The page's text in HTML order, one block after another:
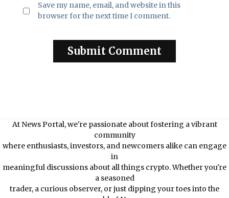
Save my name, email, and website in this
browser for the next time I comment.
At News Portal, we're passionate about fostering a vibrant
community
where enthusiasts, investors, and newcomers alike can engage
in
meaningful discussions about all things crypto. Whether you're
a seasoned
trader, a curious observer, or just dipping your toes into the